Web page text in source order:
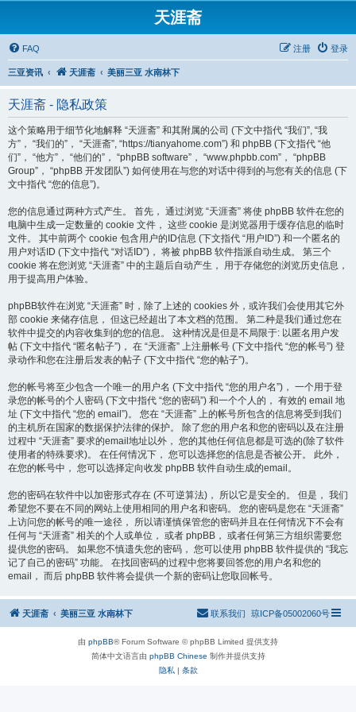
天涯斋
FAQ 登录
注册
三亚资讯 天涯斋 美丽三亚 水南林下
天涯斋 - 隐私政策
这个策略用于细节化地解释 “天涯斋” 和其附属的公司 (下文中指代 “我们”, “我
方”， “我们的”， “天涯斋”, “https://tianyahome.com”) 和 phpBB (下文指代 “他
们”， “他方”， “他们的”， “phpBB software”， “www.phpbb.com”， “phpBB
Group”， “phpBB 开发团队”) 如何使用在与您的对话中得到的与您有关的信息 (下
文中指代 “您的信息”)。
您的信息通过两种方式产生。 首先， 通过浏览 “天涯斋” 将使 phpBB 软件在您的
电脑中生成一定数量的 cookie 文件， 这些 cookie 是浏览器用于缓存信息的临时
文件。 其中前两个 cookie 包含用户的ID信息 (下文指代 “用户ID”) 和一个匿名的
用户对话ID (下文中指代 “对话ID”)， 将被 phpBB 软件指派自动生成。 第三个
cookie 将在您浏览 “天涯斋” 中的主题后自动产生， 用于存储您的浏览历史信息，
用于提高用户体验。
phpBB软件在浏览 “天涯斋” 时，除了上述的 cookies 外，或许我们会使用其它外
部 cookie 来储存信息， 但这已经超出了本文档的范围。 第二种是我们通过您在
软件中提交的内容收集到的您的信息。 这种情况是但是不局限于: 以匿名用户发
帖 (下文中指代 “匿名帖子”)， 在 “天涯斋” 上注册帐号 (下文中指代 “您的帐号”) 登
录动作和您在注册后发表的帖子 (下文中指代 “您的帖子”)。
您的帐号将至少包含一个唯一的用户名 (下文中指代 “您的用户名”)， 一个用于登
录您的帐号的个人密码 (下文中指代 “您的密码”) 和一个个人的， 有效的 email 地
址 (下文中指代 “您的 email”)。 您在 “天涯斋” 上的帐号所包含的信息将受到我们
的主机所在国家的数据保护法律的保护。 除了您的用户名和您的密码以及在注册
过程中 “天涯斋” 要求的email地址以外， 您的其他任何信息都是可选的(除了软件
使用者的特殊要求)。 在任何情况下， 您可以选择您的信息是否被公开。 此外，
在您的帐号中， 您可以选择定向收发 phpBB 软件自动生成的email。
您的密码在软件中以加密形式存在 (不可逆算法)， 所以它是安全的。 但是， 我们
希望您不要在不同的网站上使用相同的用户名和密码。 您的密码是您在 “天涯斋”
上访问您的帐号的唯一途径， 所以请谨慎保管您的密码并且在任何情况下不会有
任何与 “天涯斋” 相关的个人或单位， 或者 phpBB， 或者任何第三方组织需要您
提供您的密码。 如果您不慎遗失您的密码， 您可以使用 phpBB 软件提供的 “我忘
记了自己的密码” 功能。 在找回密码的过程中您将要回答您的用户名和您的
email， 而后 phpBB 软件将会提供一个新的密码让您取回帐号。
天涯斋 美丽三亚 水南林下 琼ICP备05002060号
联系我们
由 phpBB® Forum Software © phpBB Limited 提供支持
简体中文语言由 phpBB Chinese 制作并提供支持
隐私 | 条款